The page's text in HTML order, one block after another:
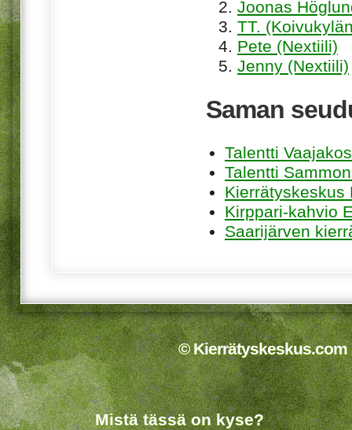
Joonas
TT.
Pete (Nextiili)
Jenny (Nextiili)
Saman
Talentti
Talentti
Kierrätyskeskus
Kirppari-kahvio
Saarijärven
© Kierrätyskeskus.com
Mistä tässä on kyse?